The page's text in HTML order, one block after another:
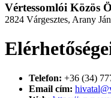
Vértessomlói Közös
2824 Várgesztes, Arany
Telefon: +36 (34)
Email cím: